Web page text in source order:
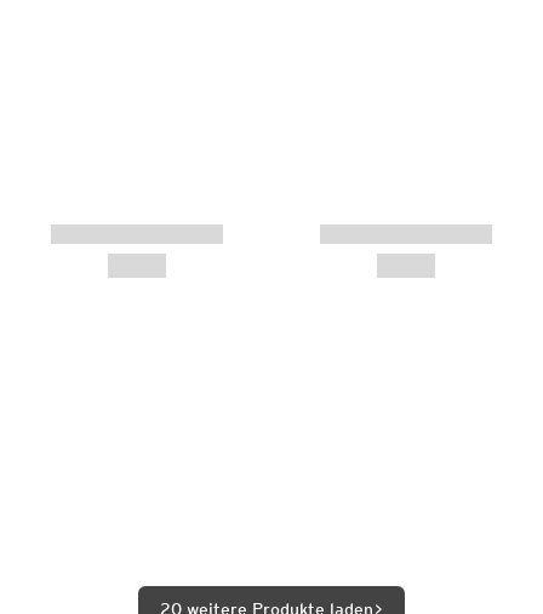
20 weitere Produkte laden